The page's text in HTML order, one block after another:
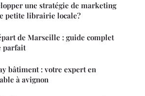
une stratégie de marketing
petite librairie locale?
de Marseille : guide complet
parfait
bâtiment : votre expert en
à avignon